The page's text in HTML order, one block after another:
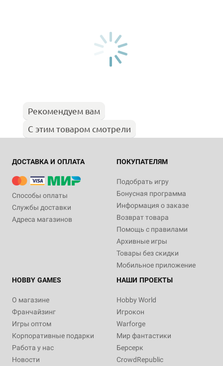
Рекомендуем вам
С этим товаром смотрели
ДОСТАВКА И ОПЛАТА
Способы оплаты
Службы доставки
Адреса магазинов
ПОКУПАТЕЛЯМ
Подобрать игру
Бонусная программа
Информация о заказе
Возврат товара
Помощь с правилами
Архивные игры
Товары без скидки
Мобильное приложение
HOBBY GAMES
О магазине
Франчайзинг
Игры оптом
Корпоративные подарки
Работа у нас
Новости
НАШИ ПРОЕКТЫ
Hobby World
Игрокон
Warforge
Мир фантастики
Берсерк
CrowdRepublic